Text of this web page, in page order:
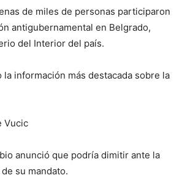
de miles de personas participaron
antigubernamental en Belgrado,
del Interior del país.
la información más destacada sobre la
Vucic
anunció que podría dimitir ante la
su mandato.